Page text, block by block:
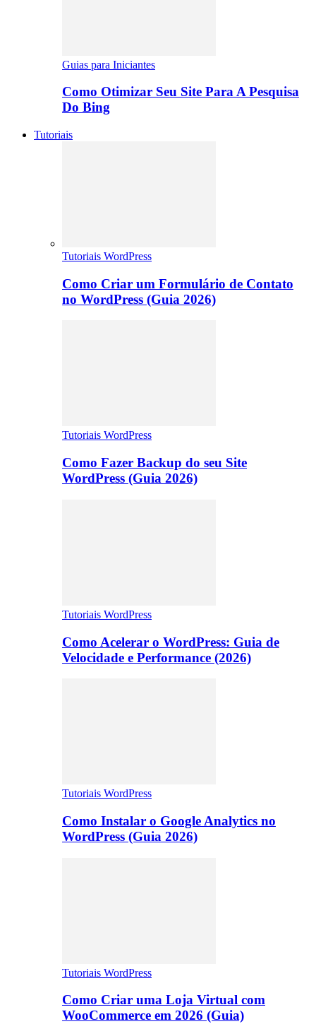
Guias para Iniciantes
Como Otimizar Seu Site Para A Pesquisa
Do Bing
Tutoriais
Tutoriais WordPress
Como Criar um Formulário de Contato
no WordPress (Guia 2026)
Tutoriais WordPress
Como Fazer Backup do seu Site
WordPress (Guia 2026)
Tutoriais WordPress
Como Acelerar o WordPress: Guia de
Velocidade e Performance (2026)
Tutoriais WordPress
Como Instalar o Google Analytics no
WordPress (Guia 2026)
Tutoriais WordPress
Como Criar uma Loja Virtual com
WooCommerce em 2026 (Guia)